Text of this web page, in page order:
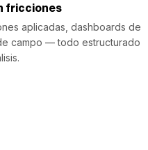
fricciones
aplicadas, dashboards de
campo — todo estructurado